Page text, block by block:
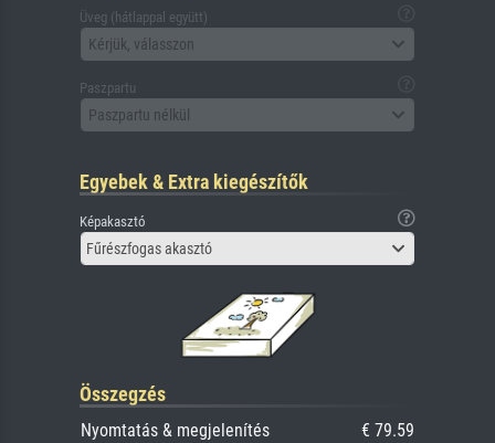
Üveg (hátlappal együtt)
Kérjük, válasszon
Paszpartu
Paszpartu nélkül
Egyebek & Extra kiegészítők
Képakasztó
Fűrészfogas akasztó
Összegzés
Nyomtatás & megjelenítés
€ 79.59